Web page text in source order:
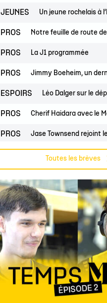
JEUNES Un jeune rochelais à
PROS Notre feuille de route de
PROS La J1 programmée
PROS Jimmy Boeheim, un
ESPOIRS Léo Dalger sur le
PROS Cherif Haidara avec le
PROS Jase Townsend rejoint
Le Club une nouvelle fois
Toutes les brèves